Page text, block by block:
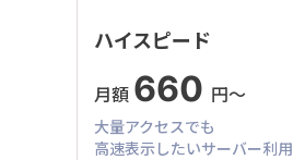
ハイスピード
月額 660 円〜
大量アクセスでも
高速表示したいサーバー利用